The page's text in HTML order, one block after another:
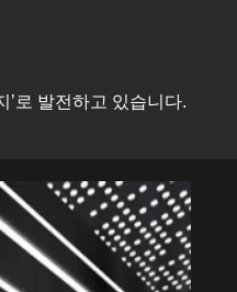
’로 발전하고 있습니다.